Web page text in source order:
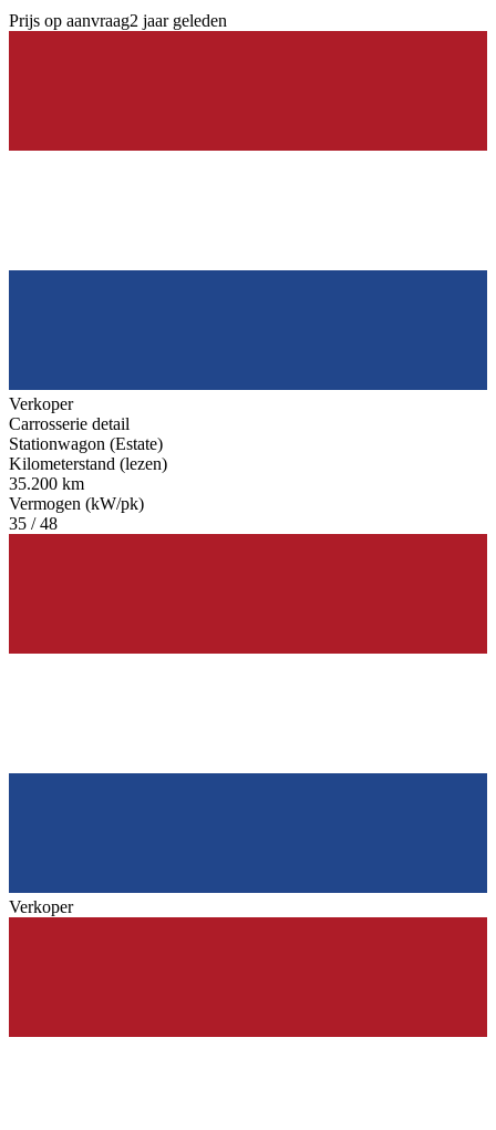
Prijs op aanvraag2 jaar geleden
Verkoper
Carrosserie detail
Stationwagon (Estate)
Kilometerstand (lezen)
35.200 km
Vermogen (kW/pk)
35 / 48
Verkoper